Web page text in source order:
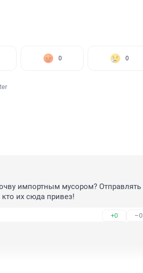
0 0
импортным мусором? Отправлять
их сюда привез!
+0 –0